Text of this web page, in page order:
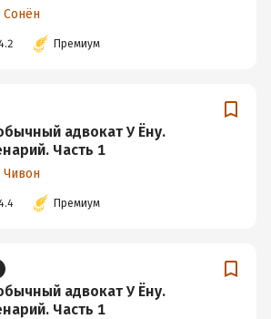
Сонён
Премиум
адвокат У Ёну.
Часть 1
Чивон
Премиум
адвокат У Ёну.
Часть 1